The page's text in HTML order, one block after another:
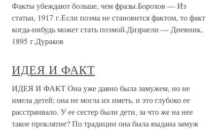
Факты убеждают больше, чем фразы.Борохов — Из
статьи, 1917 г.Если поэма не становится фактом, то факт
когда-нибудь может стать поэмой.Дизраели — Дневник,
1895 г.Дураков
ИДЕЯ И ФАКТ
ИДЕЯ И ФАКТ Она уже давно была замужем, но не
имела детей; она не могла их иметь, и это глубоко ее
расстраивало. У ее сестер были дети, за что же на нее
такое проклятие? По традиции она была выдана замуж